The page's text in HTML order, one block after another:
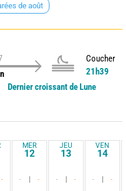
de août
Coucher
21h39
Dernier croissant de Lune
-
MER
12
- -
JEU
13
- -
VEN
14
- -